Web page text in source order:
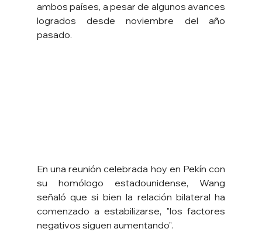
ambos países, a pesar de algunos avances
logrados desde noviembre del año
pasado.
En una reunión celebrada hoy en Pekín con
su homólogo estadounidense, Wang
señaló que si bien la relación bilateral ha
comenzado a estabilizarse, "los factores
negativos siguen aumentando".